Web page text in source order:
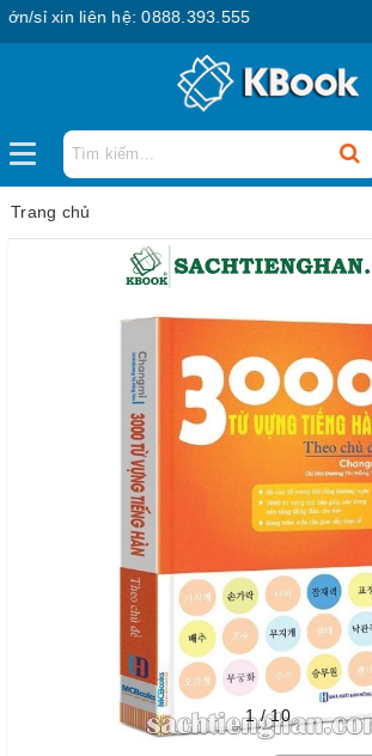
sỉ xin liên hệ: 0888.393.555
Trang chủ
1/10